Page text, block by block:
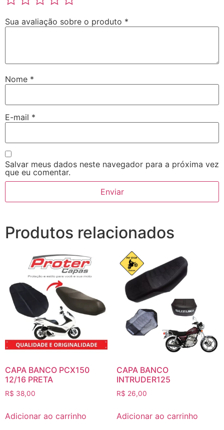
Sua avaliação sobre o produto *
Nome *
E-mail *
Salvar meus dados neste navegador para a próxima vez
que eu comentar.
Produtos relacionados
CAPA BANCO PCX150
12/16 PRETA
R$ 38,00
Adicionar ao carrinho
CAPA BANCO
INTRUDER125
R$ 26,00
Adicionar ao carrinho